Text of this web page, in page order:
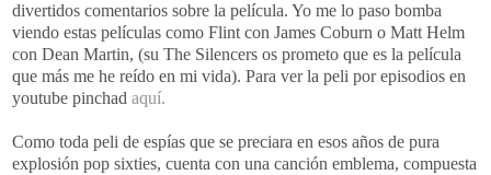
divertidos comentarios sobre la película. Yo me lo paso bomba
viendo estas películas como Flint con James Coburn o Matt Helm
con Dean Martin, (su The Silencers os prometo que es la película
que más me he reído en mi vida). Para ver la peli por episodios en
youtube pinchad aquí.
Como toda peli de espías que se preciara en esos años de pura
explosión pop sixties, cuenta con una canción emblema, compuesta